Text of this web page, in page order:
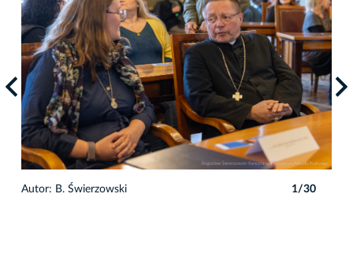
Autor: B. Świerzowski 1/30